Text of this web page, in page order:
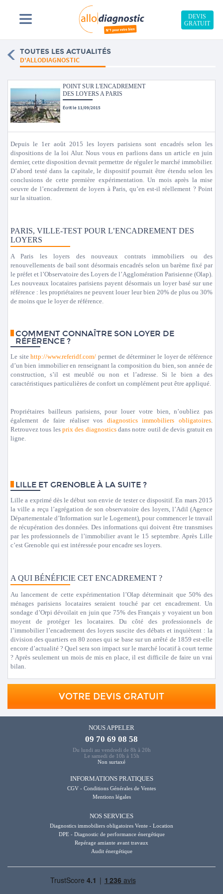
DEVIS
GRATUIT
TOUTES LES ACTUALITÉS
D'ALLODIAGNOSTIC
POINT SUR L'ENCADREMENT
DES LOYERS A PARIS
Écrit le 11/09/2015
Depuis le 1er août 2015 les loyers parisiens sont encadrés selon les
dispositions de la loi Alur. Nous vous en parlions dans un article en juin
dernier, cette disposition devrait permettre de réguler le marché immobilier.
D’abord testé dans la capitale, le dispositif pourrait être étendu selon les
conclusions de cette première expérimentation. Un mois après la mise
oeuvre de l’encadrement de loyers à Paris, qu’en est-il réellement ? Point
sur la situation.
PARIS, VILLE-TEST POUR L’ENCADREMENT DES
LOYERS
A Paris les loyers des nouveaux contrats immobiliers ou des
renouvellements de bail sont désormais encadrés selon un barème fixé par
le préfet et l’Observatoire des Loyers de l’Agglomération Parisienne (Olap).
Les nouveaux locataires parisiens payent désormais un loyer basé sur une
référence : les propriétaires ne peuvent louer leur bien 20% de plus ou 30%
de moins que le loyer de référence.
COMMENT CONNAÎTRE SON LOYER DE
RÉFÉRENCE ?
Le sitehttp://www.referidf.com/ permet de déterminer le loyer de référence
d’un bien immobilier en renseignant la composition du bien, son année de
construction, s’il est meublé ou non et l’adresse. Si le bien a des
caractéristiques particulières de confort un complément peut être appliqué.
Propriétaires bailleurs parisiens, pour louer votre bien, n’oubliez pas
également de faire réaliser vos diagnostics immobiliers obligatoires.
Retrouvez tous les prix des diagnosticsdans notre outil de devis gratuit en
ligne.
LILLE ET GRENOBLE À LA SUITE ?
Lille a exprimé dès le début son envie de tester ce dispositif. En mars 2015
la ville a reçu l’agrégation de son observatoire des loyers, l’Adil (Agence
Départementale d’Information sur le Logement), pour commencer le travail
de récupération des données. Des informations qui doivent être transmises
par les professionnels de l’immobilier avant le 15 septembre. Après Lille
c’est Grenoble qui est intéressée pour encadre ses loyers.
A QUI BÉNÉFICIE CET ENCADREMENT ?
Au lancement de cette expérimentation l’Olap déterminait que 50% des
ménages parisiens locataires seraient touché par cet encadrement. Un
sondage d’Orpi dévoilait en juin que 75% des Français y voyaient un bon
moyent de protéger les locataires. Du côté des professionnels de
l’immobilier l’encadrement des loyers suscite des débats et inquiètent : la
division des quartiers en 80 zones qui se base sur un arrêté de 1859 est-elle
encore d’actualité ? Quel sera son impact sur le marché locatif à court terme
? Après seulement un mois de mis en place, il est difficile de faire un vrai
bilan.
VOTRE DEVIS GRATUIT
NOUS APPELER
09 70 69 08 58
Du lundi au vendredi de 8h à 20h
Le samedi de 10h à 15h
Non surtaxé
INFORMATIONS PRATIQUES
CGV - Conditions Générales de Ventes
Mentions légales
NOS SERVICES
Diagnostics immobiliers obligatoires Vente - Location
DPE - Diagnostic de performance énergétique
Repérage amiante avant travaux
Audit énergétique